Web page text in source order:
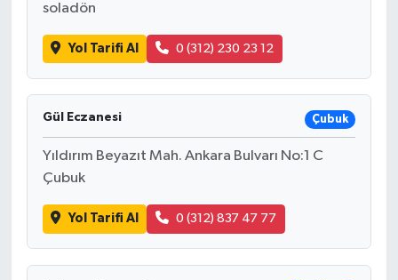
soladön
Yol Tarifi Al 0 (312) 230 23 12
Gül Eczanesi Çubuk
Yıldırım Beyazıt Mah. Ankara Bulvarı No:1 C
Çubuk
Yol Tarifi Al 0 (312) 837 47 77